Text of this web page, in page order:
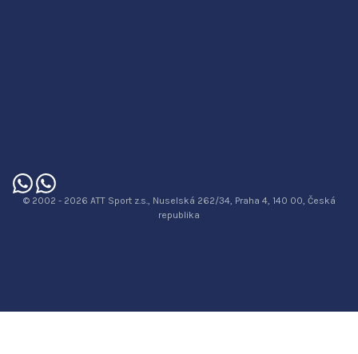
© 2002 - 2026 ATT Sport z.s., Nuselská 262/34, Praha 4, 140 00, Česká
republika